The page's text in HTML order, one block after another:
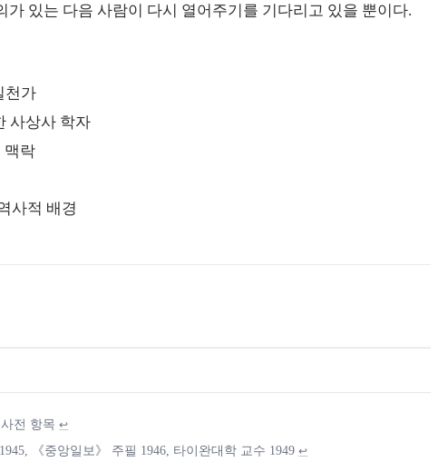
있는 다음 사람이 다시 열어주기를 기다리고 있을 뿐이다.
천가
사상사 학자
맥락
사적 배경
전 항목 ↩
《중앙일보》 주필 1946, 타이완대학 교수 1949 ↩